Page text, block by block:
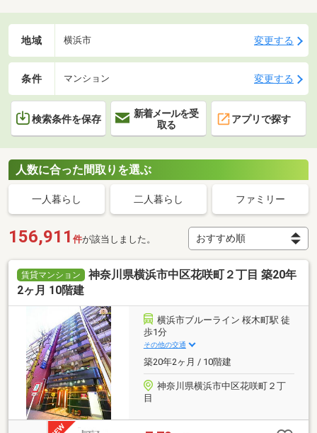
貸マンションを比較してみてくださいね。
地域 横浜市 変更する
条件 マンション 変更する
検索条件を保存
新着メールを受
取る
アプリで探す
人数に合った間取りを選ぶ
一人暮らし 二人暮らし ファミリー
156,911 件が該当しました。
賃貸マンション
神奈川県横浜市中区花咲町２丁目 築20年
2ヶ月 10階建
横浜市ブルーライン 桜木町駅 徒
歩1分
その他の交通
築20年2ヶ月 / 10階建
神奈川県横浜市中区花咲町２丁
目